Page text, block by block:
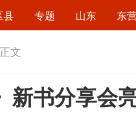
县 专题 山东 东
正文
新书分享会